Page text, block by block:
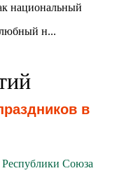
национальный
н...
в
Союза